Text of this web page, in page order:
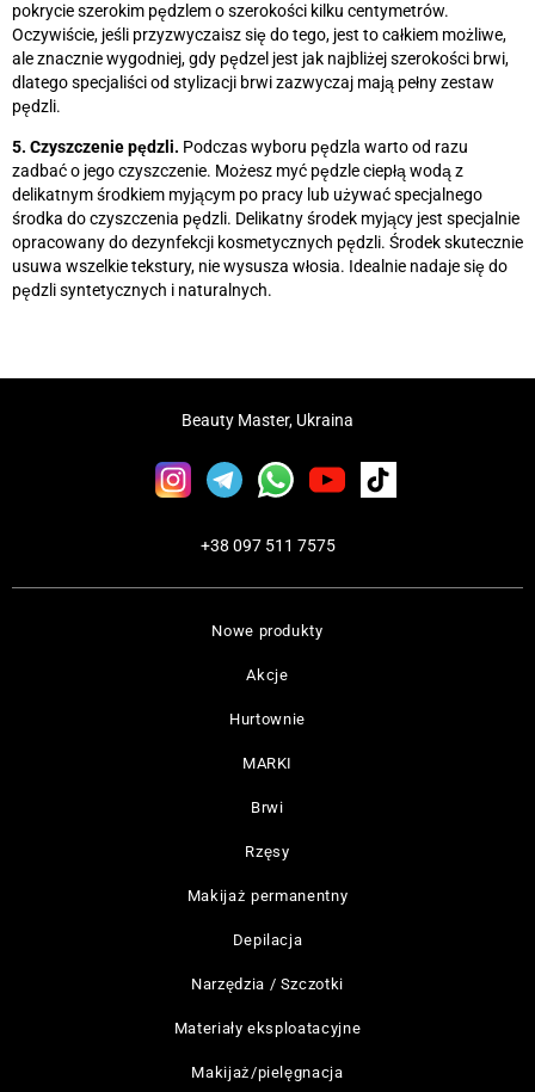
pokrycie szerokim pędzlem o szerokości kilku centymetrów.
Oczywiście, jeśli przyzwyczaisz się do tego, jest to całkiem możliwe,
ale znacznie wygodniej, gdy pędzel jest jak najbliżej szerokości brwi,
dlatego specjaliści od stylizacji brwi zazwyczaj mają pełny zestaw
pędzli.
5. Czyszczenie pędzli. Podczas wyboru pędzla warto od razu
zadbać o jego czyszczenie. Możesz myć pędzle ciepłą wodą z
delikatnym środkiem myjącym po pracy lub używać specjalnego
środka do czyszczenia pędzli. Delikatny środek myjący jest specjalnie
opracowany do dezynfekcji kosmetycznych pędzli. Środek skutecznie
usuwa wszelkie tekstury, nie wysusza włosia. Idealnie nadaje się do
pędzli syntetycznych i naturalnych.
Nowe produkty
Akcje
Hurtownie
MARKI
Brwi
Rzęsy
Makijaż permanentny
Depilacja
Narzędzia / Szczotki
Materiały eksploatacyjne
Makijaż/pielęgnacja
Beauty Master, Ukraina
+38 097 511 7575